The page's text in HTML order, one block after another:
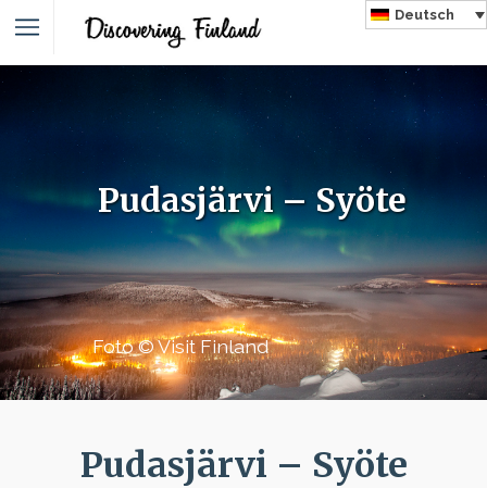
Deutsch
Pudasjärvi – Syöte
Foto © Visit Finland
Pudasjärvi – Syöte